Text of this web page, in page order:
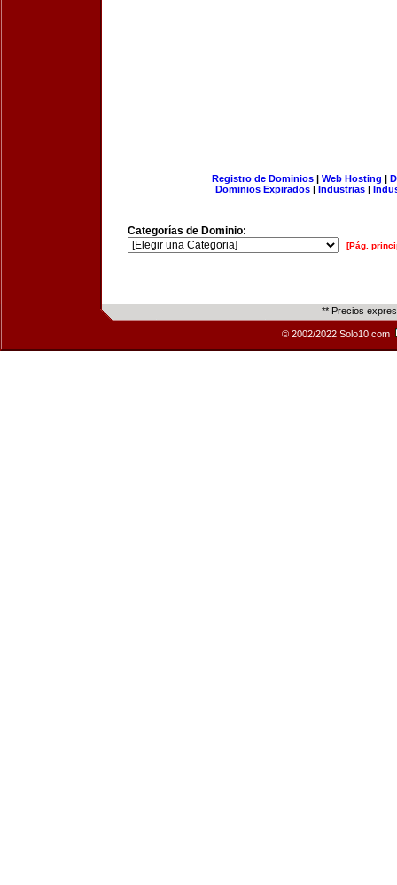
Registro de Dominios| Web Hosting |
Dominios Expirados | Industrias |
Categorías de Dominio:
[Pág.
** Precios
© 2002/2022 Solo10.com